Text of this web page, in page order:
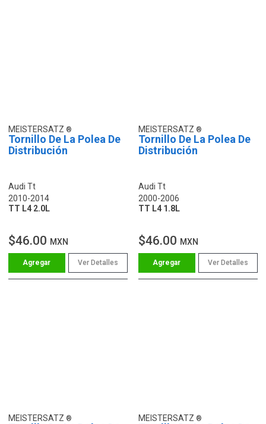
MEISTERSATZ
Tornillo De La Polea De
Distribución
Audi Tt
2010-2014
TT L4 2.0L
$46.00 MXN
Ver Detalles
MEISTERSATZ
Tornillo De La Polea De
Distribución
Audi Tt
2000-2006
TT L4 1.8L
$46.00 MXN
Ver Detalles
MEISTERSATZ MEISTERSATZ